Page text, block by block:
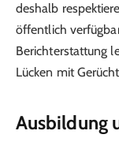
deshalb
öffentlich
Berichterstattung
Lücken mit
Ausbildung